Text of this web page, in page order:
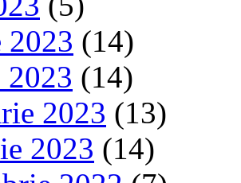
(14)
2023 (14)
2023 (13)
2023 (14)